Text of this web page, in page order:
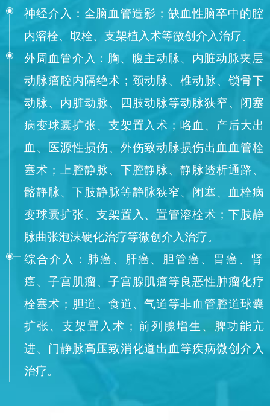
神经介入：全脑血管造影；缺血性脑卒中的腔
内溶栓、取栓、支架植入术等微创介入治疗。
外周血管介入：胸、腹主动脉、内脏动脉夹层
动脉瘤腔内隔绝术；颈动脉、椎动脉、锁骨下
动脉、内脏动脉、四肢动脉等动脉狭窄、闭塞
病变球囊扩张、支架置入术；咯血、产后大出
血、医源性损伤、外伤致动脉损伤出血血管栓
塞术；上腔静脉、下腔静脉、静脉透析通路、
髂静脉、下肢静脉等静脉狭窄、闭塞、血栓病
变球囊扩张、支架置入、置管溶栓术；下肢静
脉曲张泡沫硬化治疗等微创介入治疗。
综合介入：肺癌、肝癌、胆管癌、胃癌、肾
癌、子宫肌瘤、子宫腺肌瘤等良恶性肿瘤化疗
栓塞术；胆道、食道、气道等非血管腔道球囊
扩张、支架置入术；前列腺增生、脾功能亢
进、门静脉高压致消化道出血等疾病微创介入
治疗。